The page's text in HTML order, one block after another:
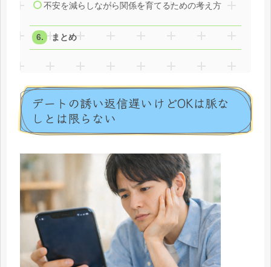
不安を減らしながら関係を育てるための考え方
まとめ
デートの誘い返信遅いけどOKは脈な
しとは限らない